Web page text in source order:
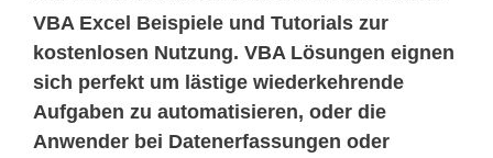
VBA Excel Beispiele und Tutorials zur
kostenlosen Nutzung. VBA Lösungen eignen
sich perfekt um lästige wiederkehrende
Aufgaben zu automatisieren, oder die
Anwender bei Datenerfassungen oder